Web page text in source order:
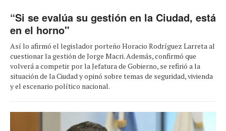
“Si se evalúa su gestión en la Ciudad, está
en el horno"
Así lo afirmó el legislador porteño Horacio Rodríguez Larreta al
cuestionar la gestión de Jorge Macri. Además, confirmó que
volverá a competir por la Jefatura de Gobierno, se refirió a la
situación de la Ciudad y opinó sobre temas de seguridad, vivienda
y el escenario político nacional.